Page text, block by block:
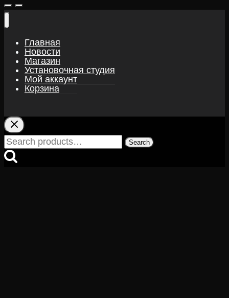
Главная
Новости
Магазин
Установочная студия
Мой аккаунт
Корзина
Search
for:
Search